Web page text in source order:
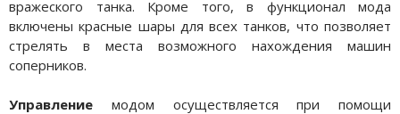
вражеского танка. Кроме того, в функционал мода
включены красные шары для всех танков, что позволяет
стрелять в места возможного нахождения машин
соперников.
Управление модом осуществляется при помощи